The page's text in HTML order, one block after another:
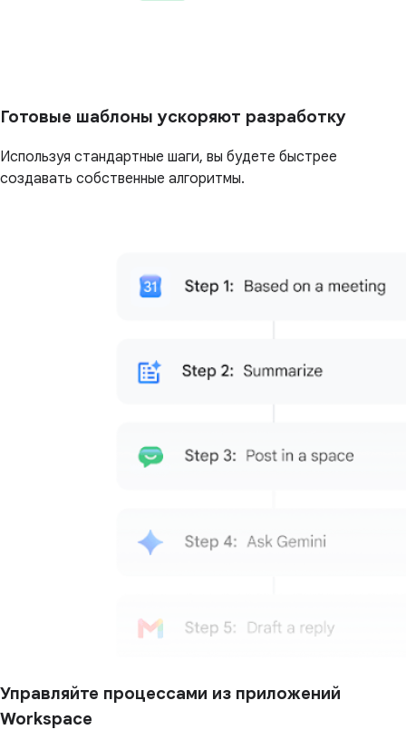
Готовые шаблоны ускоряют разработку
Используя стандартные шаги, вы будете быстрее
создавать собственные алгоритмы.
Управляйте процессами из приложений
Workspace